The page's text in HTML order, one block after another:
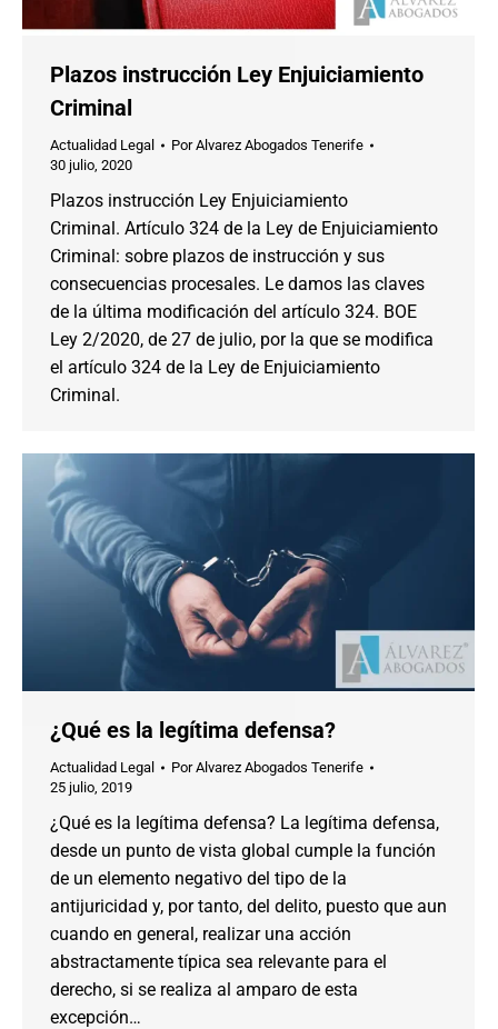
Plazos instrucción Ley Enjuiciamiento
Criminal
Actualidad Legal PorAlvarez Abogados Tenerife
30 julio, 2020
Plazos instrucción Ley Enjuiciamiento
Criminal. Artículo 324 de la Ley de Enjuiciamiento
Criminal: sobre plazos de instrucción y sus
consecuencias procesales. Le damos las claves
de la última modificación del artículo 324. BOE
Ley 2/2020, de 27 de julio, por la que se modifica
el artículo 324 de la Ley de Enjuiciamiento
Criminal.
¿Qué es la legítima defensa?
Actualidad Legal PorAlvarez Abogados Tenerife
25 julio, 2019
¿Qué es la legítima defensa? La legítima defensa,
desde un punto de vista global cumple la función
de un elemento negativo del tipo de la
antijuricidad y, por tanto, del delito, puesto que aun
cuando en general, realizar una acción
abstractamente típica sea relevante para el
derecho, si se realiza al amparo de esta
excepción…